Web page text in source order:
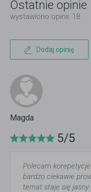
Ostatnie opinie
wystawiono opinii: 18
Dodaj opinię
Magda
5/5
Polecam
bardzo ciekawie
temat staje się